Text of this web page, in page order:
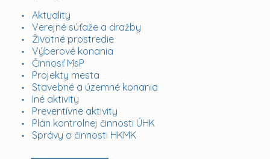
Aktuality
Verejné súťaže a dražby
Životné prostredie
Výberové konania
Činnosť MsP
Projekty mesta
Stavebné a územné konania
Iné aktivity
Preventívne aktivity
Plán kontrolnej činnosti ÚHK
Správy o činnosti HKMK